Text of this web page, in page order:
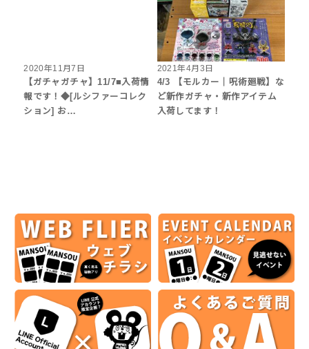
2020年11月7日
【ガチャガチャ】11/7■入荷情
報です！◆[ルシファーコレク
ション] お…
2021年4月3日
4/3 【モルカー｜呪術廻戦】な
ど新作ガチャ・新作アイテム
入荷してます！